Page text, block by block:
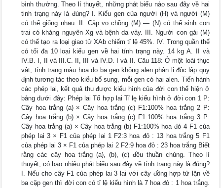
bình thường. Theo lí thuyết, những phát biểu nào sau đây về hai
tinh trạng này là đúng? I. Kiểu gen của người (H) và người (M)
có thế giống nhau. II. Cặp vọ chồng (M) ― (N) có thể sinh con
trai có kháng nguyên Xg và bệnh da vảy. III. Người con gái (M)
có thể tạo ra loại giao tử XAb chiếm tỉ lệ 45%. IV. Trong quần thể
có tối đa 10 loại kiểu gen về hai tính trạng này. 14 kg A. II và
IV.B. I, II và III.C. II, III và IV.D. I và II. Câu 118: Ở một loài thục
vật, tính trạng màu hoa do ba gen không alen phân li độc lập quy
định turơng tác theo kiểu bổ sung, mỗi gen có hai alen. Tiến hành
các phép lai, kết quả thu được kiểu hình của đời con thể hiện ở
bảng dưới đây: Phép lai Tổ hợp lai Tỉ lę kiểu hình ở đời con 1 P:
Cây hoa trắng (a) × Cây hoa trắng (c) F1:100% hoa trắng 2 P:
Cây hoa trắng (b) × Cây hoa trắng (c) F1:100% hoa trắng 3 P:
Cây hoa trắng (a) × Cây hoa trắng (b) F1:100% hoa đó 4 F1 của
phép lai 3 × F1 của phép lai 1 F2:3 hoa đỏ : 13 hoa trắng 5 F1
cùa phép lai 3 × F1 của phép lai 2 F2:9 hoa đỏ : 23 hoa trắng Biết
rằng các cây hoa trắng (a), (b), (c) đều thuần chủng. Theo lí
thuyết, có bao nhiêu phát biểu sau đây về tính trạng này là đúng?
I. Nếu cho cây F1 của phép lai 3 lai với cây đồng hợp tử lặn về
ba cặp gen thì đời con có tỉ lệ kiểu hình là 7 hoa đỏ : 1 hoa trắng.